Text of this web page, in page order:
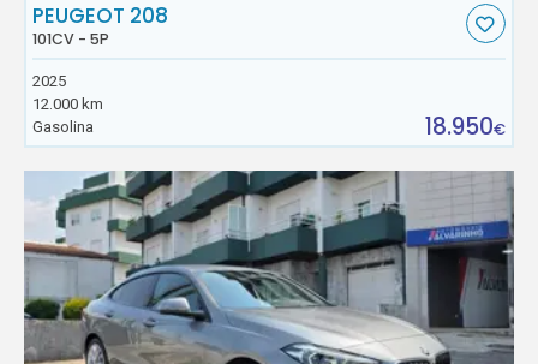
PEUGEOT 208
101CV - 5P
2025
12.000 km
Gasolina
18.950€